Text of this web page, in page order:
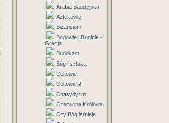
Arabia Saudyjska
Aztekowie
Bizancjum
Bogowie i Boginie -
Grecja
Buddyzm
Bóg i sztuka
Celtowie
Celtowie 2
Chasydyzm
Czerwona Królowa
Czy Bóg istnieje